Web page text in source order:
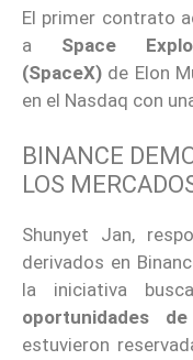
El primer contrato
a Space
(SpaceX) de Elon
en el Nasdaq con
BINANCE
LOS
Shunyet Jan,
derivados en
la iniciativa
oportunidades
estuvieron